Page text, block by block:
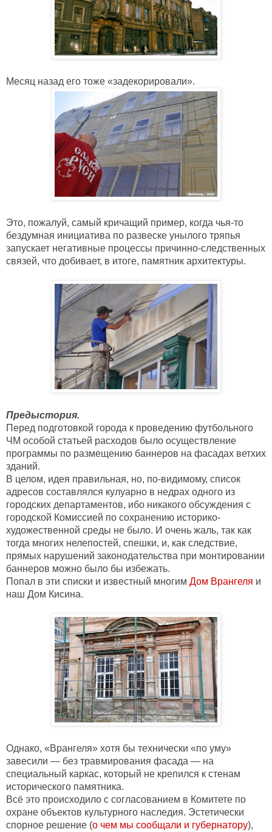
Месяц назад его тоже «задекорировали».
Это, пожалуй, самый кричащий пример, когда чья-то
бездумная инициатива по развеске унылого тряпья
запускает негативные процессы причинно-следственных
Предыстория.
Перед подготовкой города к проведению футбольного
ЧМ особой статьей расходов было осуществление
программы по размещению баннеров на фасадах ветхих
зданий.
В целом, идея правильная, но, по-видимому, список
адресов составлялся кулуарно в недрах одного из
городских департаментов, ибо никакого обсуждения с
городской Комиссией по сохранению историко-
художественной среды не было. И очень жаль, так как
тогда многих нелепостей, спешки, и, как следствие,
прямых нарушений законодательства при монтировании
баннеров можно было бы избежать.
Попал в эти списки и известный многим Дом Врангеля и
Однако, «Врангеля» хотя бы технически «по уму»
завесили — без травмирования фасада — на
специальный каркас, который не крепился к стенам
исторического памятника.
Всё это происходило с согласованием в Комитете по
охране объектов культурного наследия. Эстетически
спорное решение (о чем мы сообщали и губернатору),